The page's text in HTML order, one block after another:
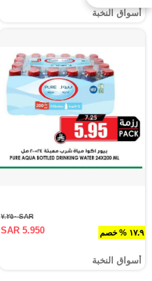
أسواق النخبة
١٧.٩ % خصم
SAR ٧.٢٥٠
SAR 5.950
أسواق النخبة